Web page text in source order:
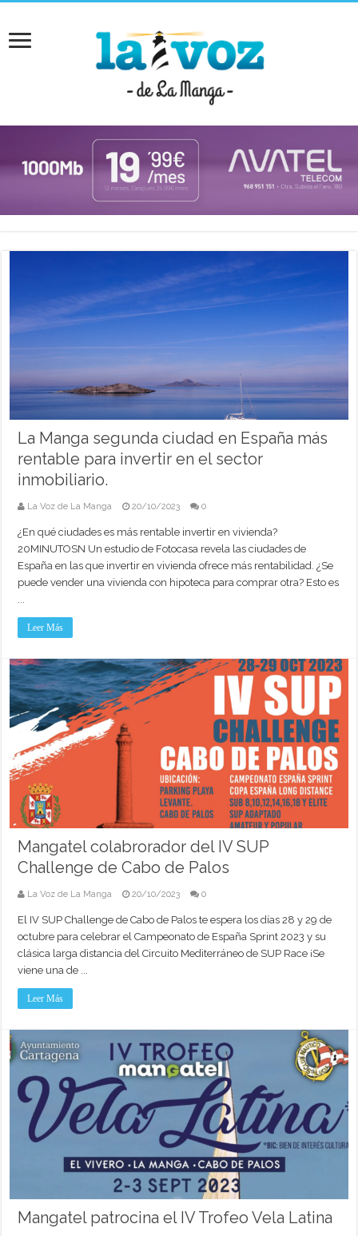
La Manga segunda ciudad en España más
rentable para invertir en el sector
inmobiliario.
La Voz de La Manga 20/10/2023 0
¿En qué ciudades es más rentable invertir en vivienda?
20MINUTOSN Un estudio de Fotocasa revela las ciudades de
España en las que invertir en vivienda ofrece más rentabilidad. ¿Se
puede vender una vivienda con hipoteca para comprar otra? Esto es
...
Leer Más
Mangatel colabrorador del IV SUP
Challenge de Cabo de Palos
La Voz de La Manga 20/10/2023 0
El IV SUP Challenge de Cabo de Palos te espera los días 28 y 29 de
octubre para celebrar el Campeonato de España Sprint 2023 y su
clásica larga distancia del Circuito Mediterráneo de SUP Race ¡Se
viene una de ...
Leer Más
Mangatel patrocina el IV Trofeo Vela Latina